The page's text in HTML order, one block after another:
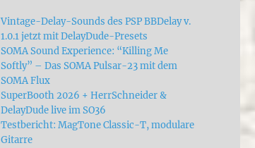
Vintage-Delay-Sounds des PSP BBDelay v.
1.0.1 jetzt mit DelayDude-Presets
SOMA Sound Experience: “Killing Me
Softly” – Das SOMA Pulsar-23 mit dem
SOMA Flux
SuperBooth 2026 + HerrSchneider &
DelayDude live im SO36
Testbericht: MagTone Classic-T, modulare
Gitarre